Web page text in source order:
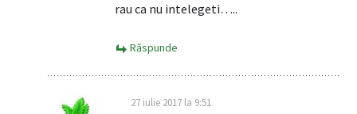
rau ca nu intelegeti…..
Răspunde
27 iulie 2017 la 9:51